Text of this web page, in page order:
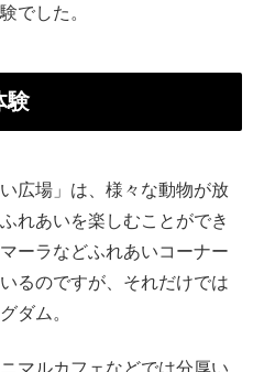
でした。
験
広場」は、様々な動物が放
れあいを楽しむことができ
ーラなどふれあいコーナー
るのですが、それだけでは
ダム。